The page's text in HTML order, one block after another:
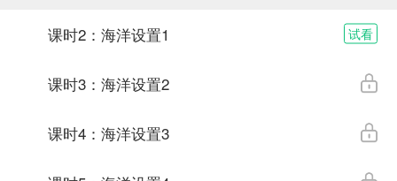
课时2：海洋设置1 试看
课时3：海洋设置2
课时4：海洋设置3